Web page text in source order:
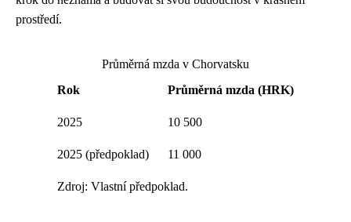
prostředí.
Průměrná mzda v Chorvatsku
Rok
Průměrná mzda (HRK)
2025 10 500
2025 (předpoklad) 11 000
Zdroj: Vlastní předpoklad.